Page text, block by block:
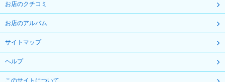
お店のクチコミ
お店のアルバム
サイトマップ
ヘルプ